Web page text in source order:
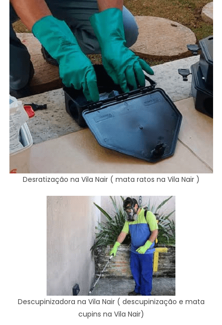
Desratização na Vila Nair ( mata ratos na Vila Nair )
Descupinizadora na Vila Nair ( descupinização e mata
cupins na Vila Nair)